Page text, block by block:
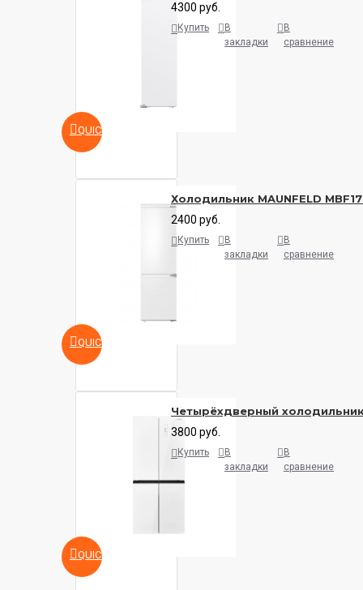
QUICKVIEW
4300 руб.
Купить
В
закладки
В
сравнение
QUICKVIEW
Холодильник MAUNFELD
2400 руб.
Купить
В
закладки
В
сравнение
QUICKVIEW
Четырёхдверный холодильник
3800 руб.
Купить
В
закладки
В
сравнение